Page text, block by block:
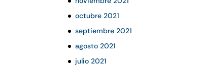
octubre 2021
septiembre 2021
agosto 2021
julio 2021